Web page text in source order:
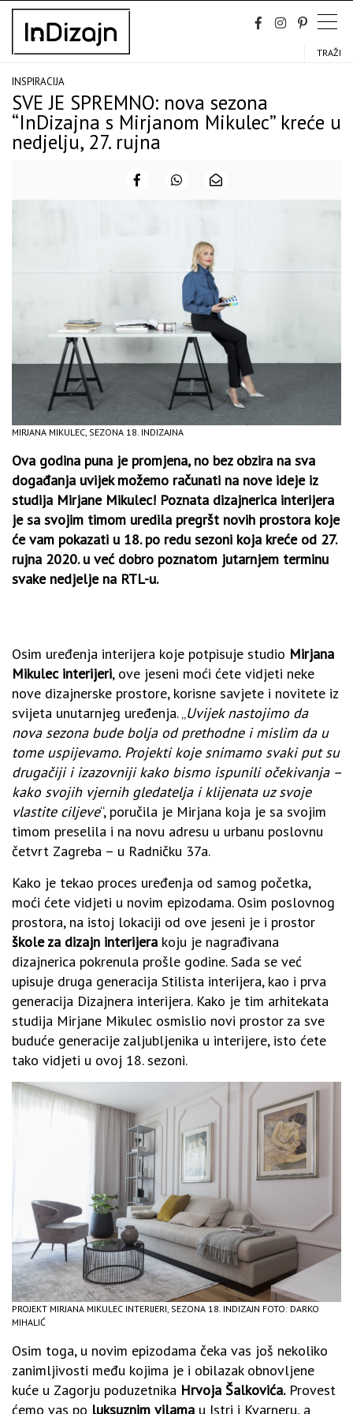
Skip
content
TRAŽI
INSPIRACIJA
SVE JE SPREMNO: nova sezona
“InDizajna s Mirjanom Mikulec” kreće u
nedjelju, 27. rujna
MIRJANA MIKULEC, SEZONA 18. INDIZAJNA
Ova godina puna je promjena, no bez obzira na sva
događanja uvijek možemo računati na nove ideje iz
studija Mirjane Mikulec! Poznata dizajnerica interijera
je sa svojim timom uredila pregršt novih prostora koje
će vam pokazati u 18. po redu sezoni koja kreće od 27.
rujna 2020. u već dobro poznatom jutarnjem terminu
svake nedjelje na RTL-u.
Osim uređenja interijera koje potpisuje studio Mirjana
Mikulec interijeri, ove jeseni moći ćete vidjeti neke
nove dizajnerske prostore, korisne savjete i novitete iz
svijeta unutarnjeg uređenja. „Uvijek nastojimo da
nova sezona bude bolja od prethodne i mislim da u
tome uspijevamo. Projekti koje snimamo svaki put su
drugačiji i izazovniji kako bismo ispunili očekivanja –
kako svojih vjernih gledatelja i klijenata uz svoje
vlastite ciljeve“, poručila je Mirjana koja je sa svojim
timom preselila i na novu adresu u urbanu poslovnu
četvrt Zagreba – u Radničku 37a.
Kako je tekao proces uređenja od samog početka,
moći ćete vidjeti u novim epizodama. Osim poslovnog
prostora, na istoj lokaciji od ove jeseni je i prostor
škole za dizajn interijera koju je nagrađivana
dizajnerica pokrenula prošle godine. Sada se već
upisuje druga generacija Stilista interijera, kao i prva
generacija Dizajnera interijera. Kako je tim arhitekata
studija Mirjane Mikulec osmislio novi prostor za sve
buduće generacije zaljubljenika u interijere, isto ćete
tako vidjeti u ovoj 18. sezoni.
PROJEKT MIRJANA MIKULEC INTERIJERI, SEZONA 18. INDIZAJN FOTO: DARKO
MIHALIĆ
Osim toga, u novim epizodama čeka vas još nekoliko
zanimljivosti među kojima je i obilazak obnovljene
kuće u Zagorju poduzetnika Hrvoja Šalkovića.Provest
ćemo vas po luksuznim vilama u Istri i Kvarneru, a